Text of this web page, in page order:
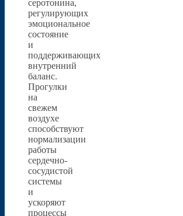
серотонина,
регулирующих
эмоциональное
состояние
и
поддерживающих
внутренний
баланс.
Прогулки
на
свежем
воздухе
способствуют
нормализации
работы
сердечно-
сосудистой
системы
и
ускоряют
процессы